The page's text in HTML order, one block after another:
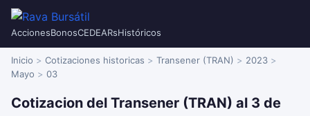
AccionesBonosCEDEARsHistóricos
Inicio Cotizaciones historicas Transener (TRAN)
2023
Mayo
03
Cotizacion del Transener (TRAN) al 3 de